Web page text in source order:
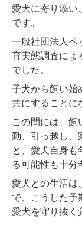
愛犬に寄り添い
です。
一般社団法人ペ
育実態調査によ
でした。
子犬から飼い始
共にすることに
この間には、飼
勤、引っ越し、
と、愛犬自身も
る可能性も十分
愛犬との生活は
で、こうした予
愛犬を守り抜く